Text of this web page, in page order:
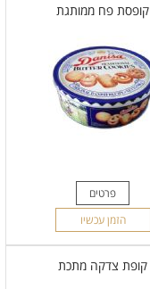
קופסת פח ממותגת
פרטים
הזמן עכשיו
קופת צדקה מתכת